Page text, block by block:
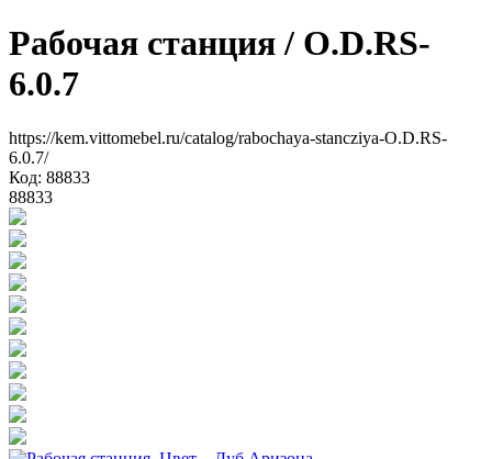
Рабочая станция / O.D.RS-
6.0.7
https://kem.vittomebel.ru/catalog/rabochaya-stancziya-O.D.RS-
6.0.7/
Код: 88833
88833